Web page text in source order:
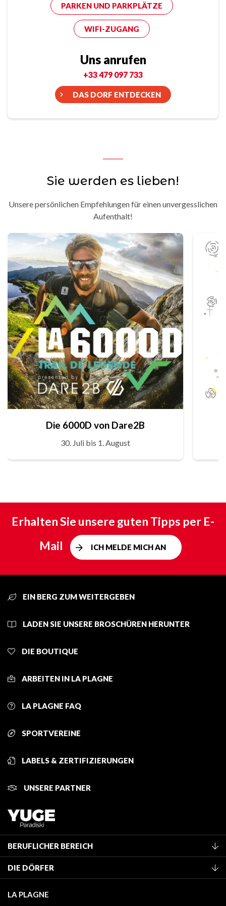
PARKEN UND PARKPLÄTZE
WIFI-ZUGANG
Uns anrufen
+33 479 097 733
DAS DORF ENTDECKEN
Sie werden es lieben!
Unsere persönlichen Empfehlungen für einen unvergesslichen
Aufenthalt!
Die 6000D von Dare2B
30. Juli bis 1. August
Erhalten Sie unsere guten Tipps per E-
Mail
ICH MELDE MICH AN
EIN BERG ZUM WEITERGEBEN
LADEN SIE UNSERE BROSCHÜREN HERUNTER
DIE BOUTIQUE
ARBEITEN IN LA PLAGNE
LA PLAGNE FAQ
SPORTVEREINE
LABELS & ZERTIFIZIERUNGEN
UNSERE PARTNER
BERUFLICHER BEREICH
Mitglied des Fremdenverkehrsamtes werden
Klassifizierung von Möbeln
Kurtaxe
DIE DÖRFER
Montchavin - Les Coches
LA PLAGNE